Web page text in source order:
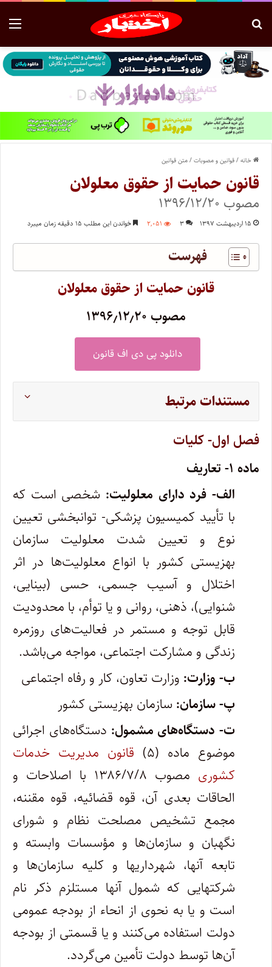
خانه/قوانین و مصوبات/متن قوانین
قانون حمایت از حقوق معلولان
مصوب ۱۳۹۶/۱۲/۲۰
۱۵ اردیبهشت ۱۳۹۷ ۳ ۲,۰۵۱ خواندن این مطلب ۱۵ دقیقه زمان میبرد
فهرست
قانون حمایت از حقوق معلولان
مصوب ۱۳۹۶٫۱۲٫۲۰
دانلود پی دی اف قانون
مستندات مرتبط
فصل اول- کلیات
ماده ۱- تعاریف
الف- فرد دارای معلولیت: شخصی است که
با تأیید کمیسیون پزشکی- توانبخشی تعیین
نوع و تعیین شدت معلولیت سازمان
بهزیستی کشور با انواع معلولیت‏‌ها در اثر
اختلال و آسیب جسمی، حسی (بینایی،
شنوایی)، ذهنی، روانی و یا توأم، با محدودیت
قابل توجه و مستمر در فعالیت‏‌های روزمره
زندگی و مشارکت اجتماعی، مواجه می‌‏باشد.
ب- وزارت: وزارت تعاون، کار و رفاه اجتماعی
پ- سازمان: سازمان بهزیستی کشور
ت- دستگاه‌های مشمول: دستگاه‌های اجرائی
موضوع ماده (۵)
قانون مدیریت خدمات
کشوری
مصوب ۱۳۸۶/۷/۸ با اصلاحات و
الحاقات بعدی آن، قوه قضائیه، قوه مقننه،
مجمع تشخیص مصلحت نظام و شورای
نگهبان و سازمان‌ها و مؤسسات وابسته و
تابعه آنها، شهرداری‏ها و کلیه سازمان‌ها و
شرکتهایی که شمول آنها مستلزم ذکر نام
است و یا به نحوی از انحاء از بودجه عمومی
دولت استفاده می‌کنند و یا قسمتی از بودجه
آن‌ها توسط دولت تأمین می‌گردد.